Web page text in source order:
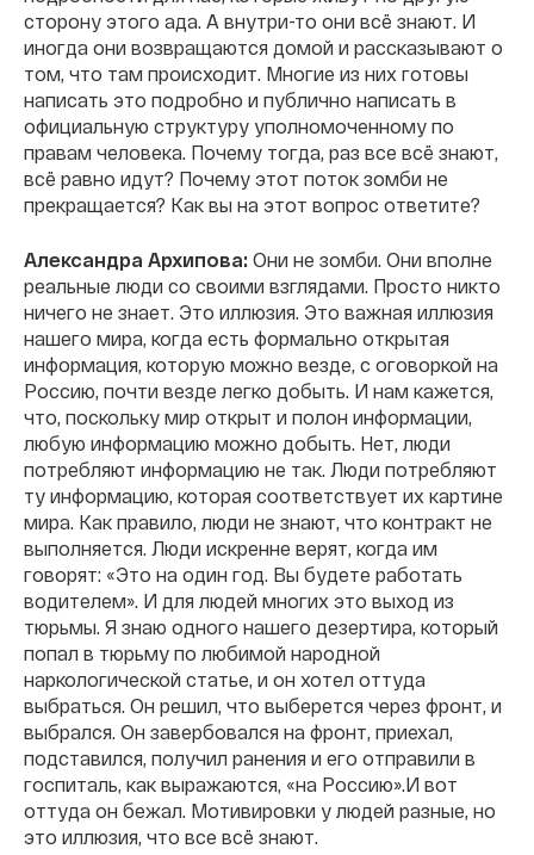
сторону этого ада. А внутри-то они всё знают. И
иногда они возвращаются домой и рассказывают о
том, что там происходит. Многие из них готовы
написать это подробно и публично написать в
официальную структуру уполномоченному по
правам человека. Почему тогда, раз все всё знают,
всё равно идут? Почему этот поток зомби не
прекращается? Как вы на этот вопрос ответите?
Александра Архипова: Они не зомби. Они вполне
реальные люди со своими взглядами. Просто никто
ничего не знает. Это иллюзия. Это важная иллюзия
нашего мира, когда есть формально открытая
информация, которую можно везде, с оговоркой на
Россию, почти везде легко добыть. И нам кажется,
что, поскольку мир открыт и полон информации,
любую информацию можно добыть. Нет, люди
потребляют информацию не так. Люди потребляют
ту информацию, которая соответствует их картине
мира. Как правило, люди не знают, что контракт не
выполняется. Люди искренне верят, когда им
говорят: «Это на один год. Вы будете работать
водителем». И для людей многих это выход из
тюрьмы. Я знаю одного нашего дезертира, который
попал в тюрьму по любимой народной
наркологической статье, и он хотел оттуда
выбраться. Он решил, что выберется через фронт, и
выбрался. Он завербовался на фронт, приехал,
подставился, получил ранения и его отправили в
госпиталь, как выражаются, «на Россию».И вот
оттуда он бежал. Мотивировки у людей разные, но
это иллюзия, что все всё знают.